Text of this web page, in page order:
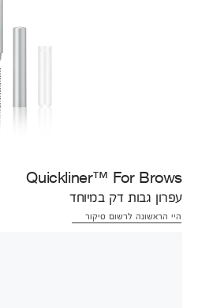
Quickliner™ For Brows
עפרון גבות דק במיוחד
היי הראשונה לרשום סיקור